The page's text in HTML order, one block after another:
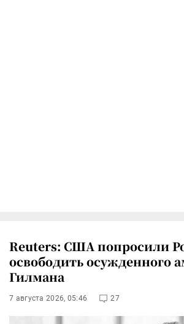
Reuters: США попросили
освободить осужденного
Гилмана
7 августа 2026, 05:46 27